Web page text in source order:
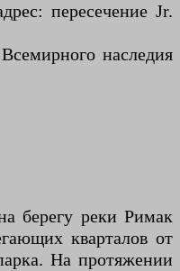
пересечение Jr.
наследия
берегу реки Римак
кварталов от
На протяжении